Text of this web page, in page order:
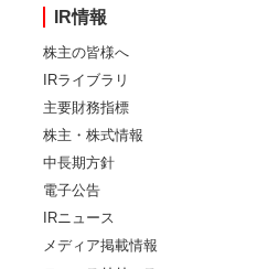
IR情報
株主の皆様へ
IRライブラリ
主要財務指標
株主・株式情報
中長期方針
電子公告
IRニュース
メディア掲載情報